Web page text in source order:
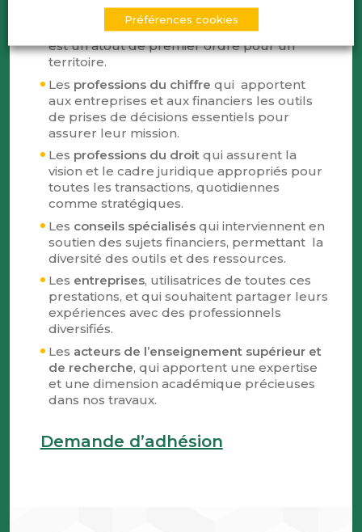
Les métiers de l’ingénierie financière,
l’immobilier et l’assurance, dont la proximité
est un atout de premier ordre pour un
territoire.
Les professions du chiffre qui apportent
aux entreprises et aux financiers les outils
de prises de décisions essentiels pour
assurer leur mission.
Les professions du droitqui assurent la
vision et le cadre juridique appropriés pour
toutes les transactions, quotidiennes
comme stratégiques.
Les conseils spécialisésqui interviennent en
soutien des sujets financiers, permettant la
diversité des outils et des ressources.
Les entreprises, utilisatrices de toutes ces
prestations, et qui souhaitent partager leurs
expériences avec des professionnels
diversifiés.
Les acteurs de l’enseignement supérieur et
de recherche, qui apportent une expertise
et une dimension académique précieuses
dans nos travaux.
Demande d’adhésion
Préférences cookies